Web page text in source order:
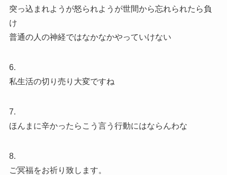
突っ込まれようが怒られようが世間から忘れられたら負
け
普通の人の神経ではなかなかやっていけない
6.
私生活の切り売り大変ですね
7.
ほんまに辛かったらこう言う行動にはならんわな
8.
ご冥福をお祈り致します。